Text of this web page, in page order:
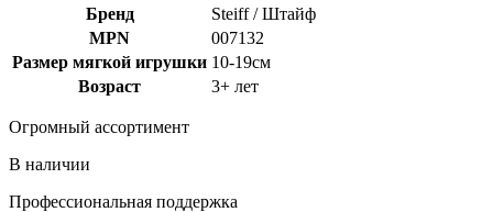
Бренд
Steiff / Штайф
MPN
007132
Размер мягкой игрушки 10-19см
Возраст
3+ лет
Огромный ассортимент
В наличии
Профессиональная поддержка